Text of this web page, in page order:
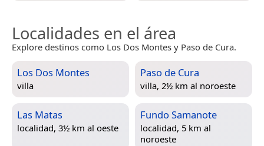
Localidades en el área
Explore destinos como Los Dos Montes y Paso de Cura.
Los Dos Montes
villa
Paso de Cura
villa, 2½ km al noroeste
Las Matas
localidad, 3½ km al oeste
Fundo Samanote
localidad, 5 km al
noroeste